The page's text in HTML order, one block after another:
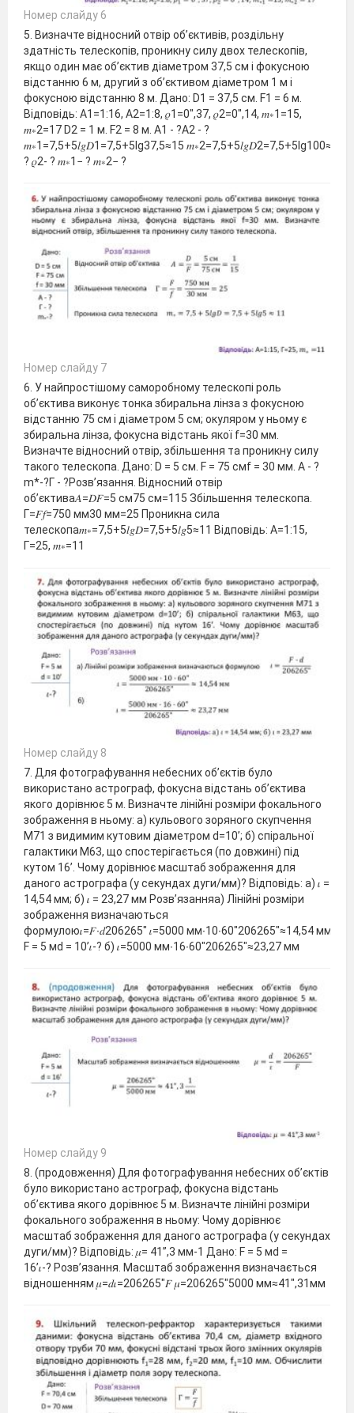
Номер слайду 6
5. Визначте відносний отвір об’єктивів, роздільну
здатність телескопів, проникну силу двох телескопів,
якщо один має об’єктив діаметром 37,5 см і фокусною
відстанню 6 м, другий з об’єктивом діаметром 1 м і
фокусною відстанню 8 м. Дано: D1 = 37,5 см. F1 = 6 м.
Відповідь: A1=1:16, A2=1:8, 𝜌1=0",37, 𝜌2=0",14, 𝑚∗1=15,
𝑚∗2=17 D2 = 1 м. F2 = 8 м. А1 - ?А2 - ?
𝑚∗1=7,5+5𝑙𝑔𝐷1=7,5+5lg37,5≈15
? 𝜌2- ? 𝑚∗1− ? 𝑚∗2− ?
Номер слайду 7
6. У найпростішому саморобному телескопі роль
об’єктива виконує тонка збиральна лінза з фокусною
відстанню 75 см і діаметром 5 см; окуляром у ньому є
збиральна лінза, фокусна відстань якої f=30 мм.
Визначте відносний отвір, збільшення та проникну силу
такого телескопа. Дано: D = 5 см. F = 75 cмf = 30 мм. А - ?
m*-?Г - ?Розв’язання. Відносний отвір
об’єктива𝐴=𝐷𝐹=5 см75 см=115 Збільшення телескопа.
Г=𝐹𝑓=750 мм30 мм=25 Проникна сила
телескопа𝑚∗=7,5+5𝑙𝑔𝐷=7,5+5𝑙𝑔5≈11 Відповідь: A=1:15,
Г=25, 𝑚∗=11
Номер слайду 8
7. Для фотографування небесних об’єктів було
використано астрограф, фокусна відстань об’єктива
якого дорівнює 5 м. Визначте лінійні розміри фокального
зображення в ньому: а) кульового зоряного скупчення
М71 з видимим кутовим діаметром d=10’; б) спіральної
галактики М63, що спостерігається (по довжині) під
кутом 16’. Чому дорівнює масштаб зображення для
даного астрографа (у секундах дуги/мм)? Відповідь: а) 𝜄 =
14,54 мм; б) 𝜄 = 23,27 мм Розв’язанняа) Лінійні розміри
зображення визначаються
формулою𝜄=𝐹∙𝑑206265" 𝜄=5000 мм∙10∙60"206265"≈14,54 мм
F = 5 мd = 10’𝜄-? б) 𝜄=5000 мм∙16∙60"206265"≈23,27 мм
Номер слайду 9
8. (продовження) Для фотографування небесних об’єктів
було використано астрограф, фокусна відстань
об’єктива якого дорівнює 5 м. Визначте лінійні розміри
фокального зображення в ньому: Чому дорівнює
масштаб зображення для даного астрографа (у секундах
дуги/мм)? Відповідь: 𝜇= 41”,3 мм-1 Дано: F = 5 мd =
16’𝜄-? Розв’язання. Масштаб зображення визначається
відношенням 𝜇=𝑑𝜄=206265"𝐹 𝜇=206265"5000 мм≈41",31мм